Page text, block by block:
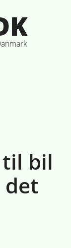
bil
det